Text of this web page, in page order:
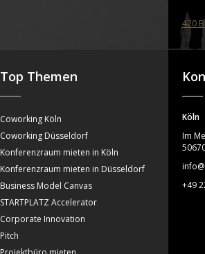
420
Top Themen
Coworking Köln
Coworking Düsseldorf
Konferenzraum mieten in Köln
Konferenzraum mieten in Düsseldorf
Business Model Canvas
STARTPLATZ Accelerator
Corporate Innovation
Pitch
Köln
Im
+49